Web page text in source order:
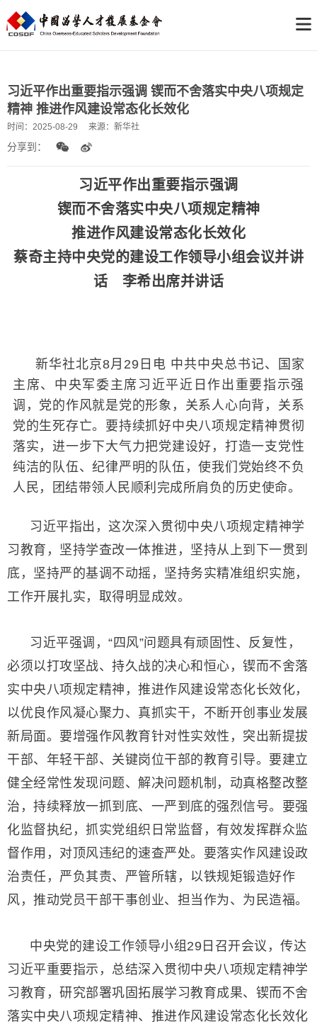
习近平作出重要指示强调 锲而不舍落实中央八项规定
精神 推进作风建设常态化长效化
时间： 2025-08-29 来源： 新华社
分享到：
习近平作出重要指示强调
锲而不舍落实中央八项规定精神
推进作风建设常态化长效化
蔡奇主持中央党的建设工作领导小组会议并讲
话 李希出席并讲话
新华社北京8月29日电 中共中央总书记、国家
主席、中央军委主席习近平近日作出重要指示强
调，党的作风就是党的形象，关系人心向背，关系
党的生死存亡。要持续抓好中央八项规定精神贯彻
落实，进一步下大气力把党建设好，打造一支党性
纯洁的队伍、纪律严明的队伍，使我们党始终不负
人民，团结带领人民顺利完成所肩负的历史使命。
习近平指出，这次深入贯彻中央八项规定精神学
习教育，坚持学查改一体推进，坚持从上到下一贯到
底，坚持严的基调不动摇，坚持务实精准组织实施，
工作开展扎实，取得明显成效。
习近平强调，“四风”问题具有顽固性、反复性，
必须以打攻坚战、持久战的决心和恒心，锲而不舍落
实中央八项规定精神，推进作风建设常态化长效化，
以优良作风凝心聚力、真抓实干，不断开创事业发展
新局面。要增强作风教育针对性实效性，突出新提拔
干部、年轻干部、关键岗位干部的教育引导。要建立
健全经常性发现问题、解决问题机制，动真格整改整
治，持续释放一抓到底、一严到底的强烈信号。要强
化监督执纪，抓实党组织日常监督，有效发挥群众监
督作用，对顶风违纪的速查严处。要落实作风建设政
治责任，严负其责、严管所辖，以铁规矩锻造好作
风，推动党员干部干事创业、担当作为、为民造福。
中央党的建设工作领导小组29日召开会议，传达
习近平重要指示，总结深入贯彻中央八项规定精神学
习教育，研究部署巩固拓展学习教育成果、锲而不舍
落实中央八项规定精神、推进作风建设常态化长效化